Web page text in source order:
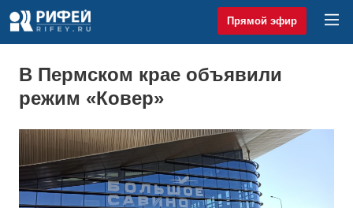
Прямой эфир
В Пермском крае объявили
режим «Ковер»